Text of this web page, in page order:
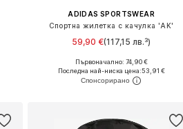
ADIDAS SPORTSWEAR
Спортна жилетка с качулка 'AK'
59,90 €(117,15 лв.³)
Налични размери: XS, S, M, L, XL
Добави в кошницата
Първоначално: 74,90 €
Последна най-ниска цена:53,91 €